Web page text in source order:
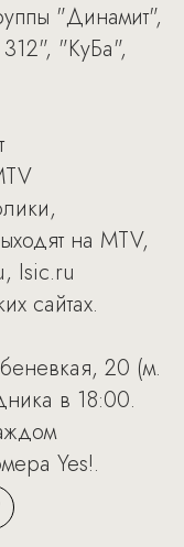
"Динамит",
"КуБа",
на MTV,
Isic.ru
сайтах.
20 (м.
в 18:00.
Yes!.